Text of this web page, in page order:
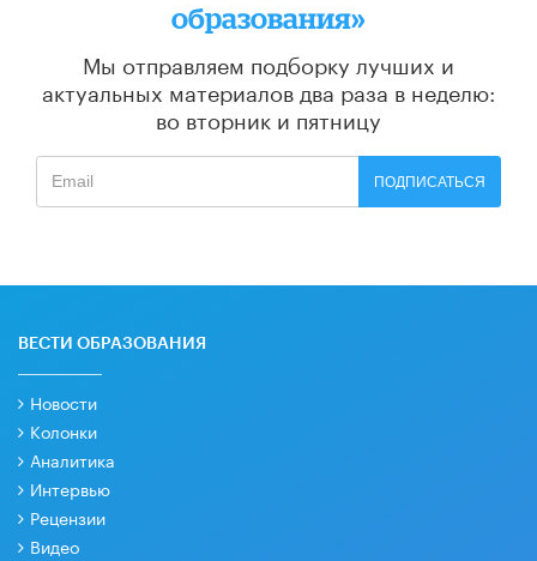
образования»
Мы отправляем подборку лучших и
актуальных материалов два раза в неделю:
во вторник и пятницу
ПОДПИСАТЬСЯ
ВЕСТИ ОБРАЗОВАНИЯ
Новости
Колонки
Аналитика
Интервью
Рецензии
Видео